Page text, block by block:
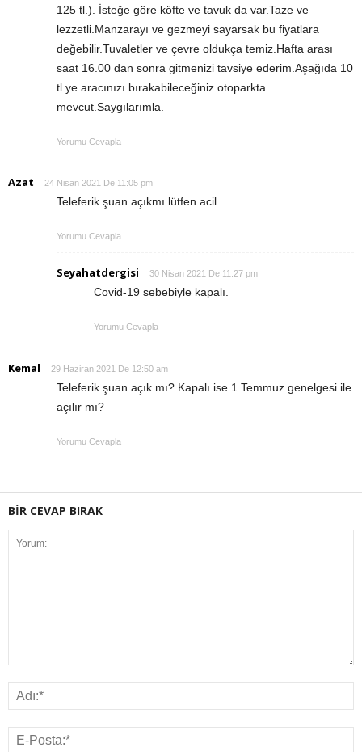
125 tl.). İsteğe göre köfte ve tavuk da var.Taze ve
lezzetli.Manzarayı ve gezmeyi sayarsak bu fiyatlara
değebilir.Tuvaletler ve çevre oldukça temiz.Hafta arası
saat 16.00 dan sonra gitmenizi tavsiye ederim.Aşağıda 10
tl.ye aracınızı bırakabileceğiniz otoparkta
mevcut.Saygılarımla.
Yorumu Cevapla
Azat 24 Nisan 2021 De 11:05 pm
Teleferik şuan açıkmı lütfen acil
Yorumu Cevapla
Seyahatdergisi 30 Nisan 2021 De 11:27 pm
Covid-19 sebebiyle kapalı.
Yorumu Cevapla
Kemal 29 Haziran 2021 De 12:50 am
Teleferik şuan açık mı? Kapalı ise 1 Temmuz genelgesi ile
açılır mı?
Yorumu Cevapla
BİR CEVAP BIRAK